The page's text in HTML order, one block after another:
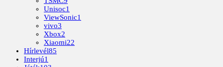
Unisoc1
ViewSonic1
vivo3
Xbox2
Xiaomi22
Hírlevél85
Interjú1